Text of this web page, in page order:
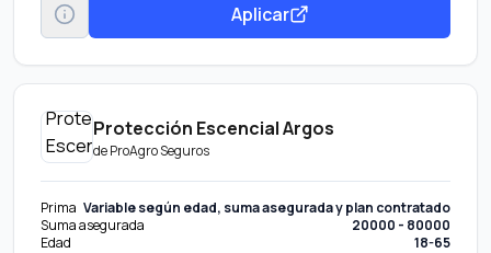
Aplicar
Protección Escencial Argos
deProAgro Seguros
Prima Variable según edad, suma asegurada y plan contratado
Suma asegurada
20000 - 80000
Edad
18-65